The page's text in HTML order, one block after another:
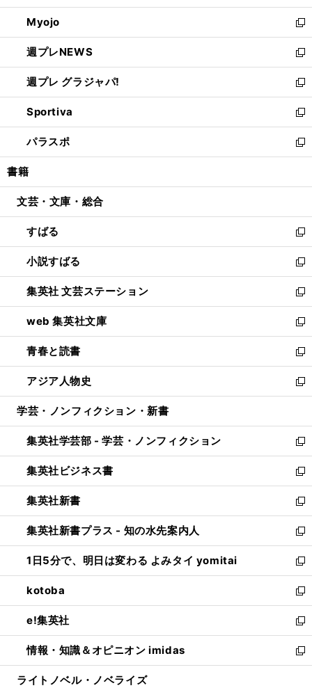
開
く
ウ
で
開
く
ン
ド
ウ
で
開
く
ウ
ィ
ン
ド
ウ
で
開
く
Myojo
新
し
い
ウ
ィ
ン
ド
ウ
で
開
週プレNEWS
新
し
い
ウ
ィ
ン
ド
ウ
開
週プレ グラジャパ!
新
し
い
ウ
ィ
ン
ウ
開
く
Sportiva
新
し
い
ウ
ン
ウ
で
開
く
パラスポ
新
し
ウ
ン
ド
ウ
で
開
く
書籍
文芸・文庫・総合
すばる
新
し
い
ウ
ィ
ン
ド
ウ
で
開
く
小説すばる
新
し
い
ウ
ィ
ン
ド
ウ
で
開
集英社 文芸ステーション
新
し
い
ウ
ィ
ン
ド
ウ
開
く
web 集英社文庫
新
し
い
ウ
ィ
ン
ウ
で
開
く
青春と読書
新
し
い
ウ
ン
ド
ウ
で
開
く
アジア人物史
新
し
ウ
ィ
ン
ド
ウ
で
開
く
学芸・ノンフィクション・新書
集英社学芸部 - 学芸・ノンフィクション
新
し
い
ウ
ィ
ン
ド
ウ
で
開
く
集英社ビジネス書
新
し
い
ウ
ィ
ン
ド
ウ
で
開
く
集英社新書
新
し
い
ウ
ィ
ン
ド
ウ
で
開
く
集英社新書プラス - 知の水先案内人
新
し
い
ウ
ィ
ン
ド
ウ
で
開
1日5分で、明日は変わる よみタイ yomitai
新
し
い
ウ
ィ
ン
ド
ウ
kotoba
新
し
い
ウ
ィ
ン
e!集英社
新
し
い
ウ
情報・知識＆オピニオン imidas
新
し
ライトノベル・ノベライズ